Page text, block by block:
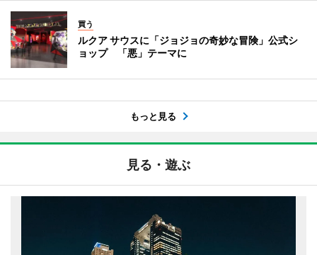
買う
ルクア サウスに「ジョジョの奇妙な冒険」公式シ
ョップ 「悪」テーマに
もっと見る
見る・遊ぶ